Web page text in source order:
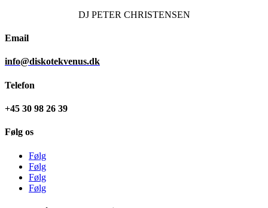
DJPETER CHRISTENSEN
Email
info@diskotekvenus.dk
Telefon
+45 30 98 26 39
Følg os
Følg
Følg
Følg
Følg